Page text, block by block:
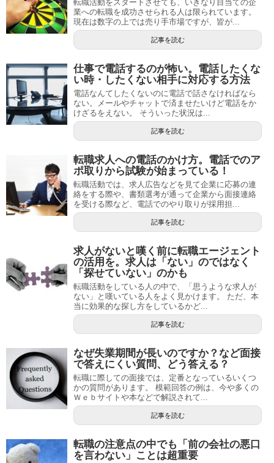
転職活動をスタートさせても、いきなり目当ての企
業への転職を成功させられる人は限られています。
現在は数字の上では売り手市場ですが、皆が...
記事を読む
仕事で電話するのが怖い。電話したくな
い時・したくない相手に対応する方法
電話なんてしたくないのに電話で話さなければなら
ない。メールやチャットで済ませたいけど電話をか
けざるをえない。 そういった状況は...
記事を読む
転職求人への電話のかけ方。電話でのア
ポ取りから試験が始まっている！
転職活動では、求人広告などを見て企業に応募の連
絡をする際や、書類選考が通って企業から面接連絡
を受ける際など、電話でのやり取りが採用担...
記事を読む
求人がないと嘆く前に転職エージェント
の活用を。求人は「ない」のではなく
「探せていない」のかも
転職活動をしている人の中で、「思うような求人が
ない」と嘆いている人をよく見かけます。 ただ、本
当に効果的な探し方をしているかど...
記事を読む
なぜ失業期間が長いのですか？など面接
で答えにくい質問、どう答える？
転職に際しての面接では、定番となっているいくつ
かの質問があります。 模範回答の例は、今や多くの
Ｗｅｂサイトや本などで解説されて...
記事を読む
転職の注意点の中でも「前の会社の悪口
を言わない」ことは超重要